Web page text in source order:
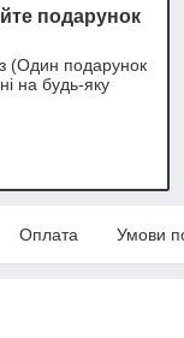
подарунок
(Один подарунок
на будь-яку
Оплата Умови